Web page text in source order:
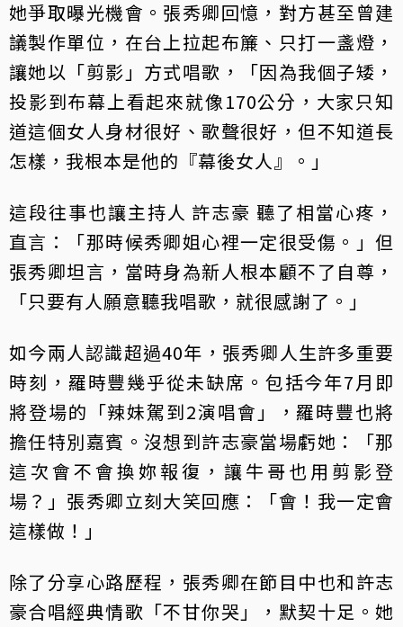
她爭取曝光機會。張秀卿回憶，對方甚至曾建
議製作單位，在台上拉起布簾、只打一盞燈，
讓她以「剪影」方式唱歌，「因為我個子矮，
投影到布幕上看起來就像170公分，大家只知
道這個女人身材很好、歌聲很好，但不知道長
怎樣，我根本是他的『幕後女人』。」
這段往事也讓主持人 許志豪 聽了相當心疼，
直言：「那時候秀卿姐心裡一定很受傷。」但
張秀卿坦言，當時身為新人根本顧不了自尊，
「只要有人願意聽我唱歌，就很感謝了。」
如今兩人認識超過40年，張秀卿人生許多重要
時刻，羅時豐幾乎從未缺席。包括今年7月即
將登場的「辣妹駕到2演唱會」，羅時豐也將
擔任特別嘉賓。沒想到許志豪當場虧她：「那
這次會不會換妳報復，讓牛哥也用剪影登
場？」張秀卿立刻大笑回應：「會！我一定會
這樣做！」
除了分享心路歷程，張秀卿在節目中也和許志
豪合唱經典情歌「不甘你哭」，默契十足。她